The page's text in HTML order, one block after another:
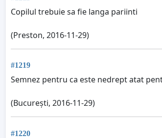
Copilul trebuie sa fie langa pariinti
(Preston, 2016-11-29)
#1219
Semnez pentru ca este nedrept atat
(București, 2016-11-29)
#1220